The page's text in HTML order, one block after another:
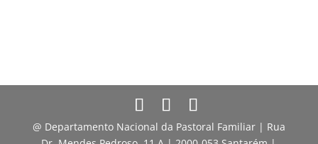
@ Departamento Nacional da Pastoral Familiar | Rua